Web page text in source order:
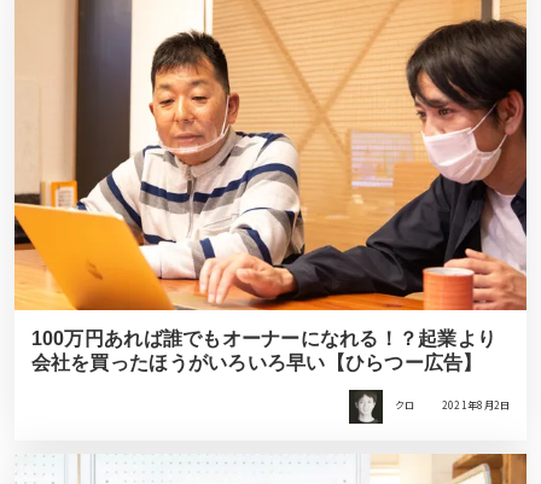
100万円あれば誰でもオーナーになれる！？起業より
会社を買ったほうがいろいろ早い【ひらつー広告】
クロ 2021年8月2日